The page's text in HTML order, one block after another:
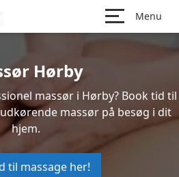
Menu
Hørby
massør i Hørby? Book tid til
massør på besøg i dit
hjem.
til massage her!